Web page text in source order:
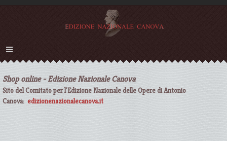
Shop online - Edizione Nazionale Canova
Sito del Comitato per l'Edizione Nazionale delle Opere di Antonio
Canova: edizionenazionalecanova.it